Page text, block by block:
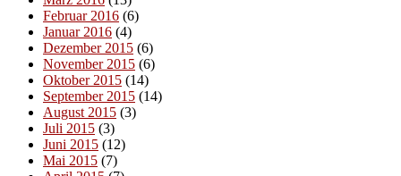
Februar 2016 (6)
Januar 2016 (4)
Dezember 2015 (6)
November 2015 (6)
Oktober 2015 (14)
September 2015 (14)
August 2015 (3)
Juli 2015 (3)
Juni 2015 (12)
Mai 2015 (7)